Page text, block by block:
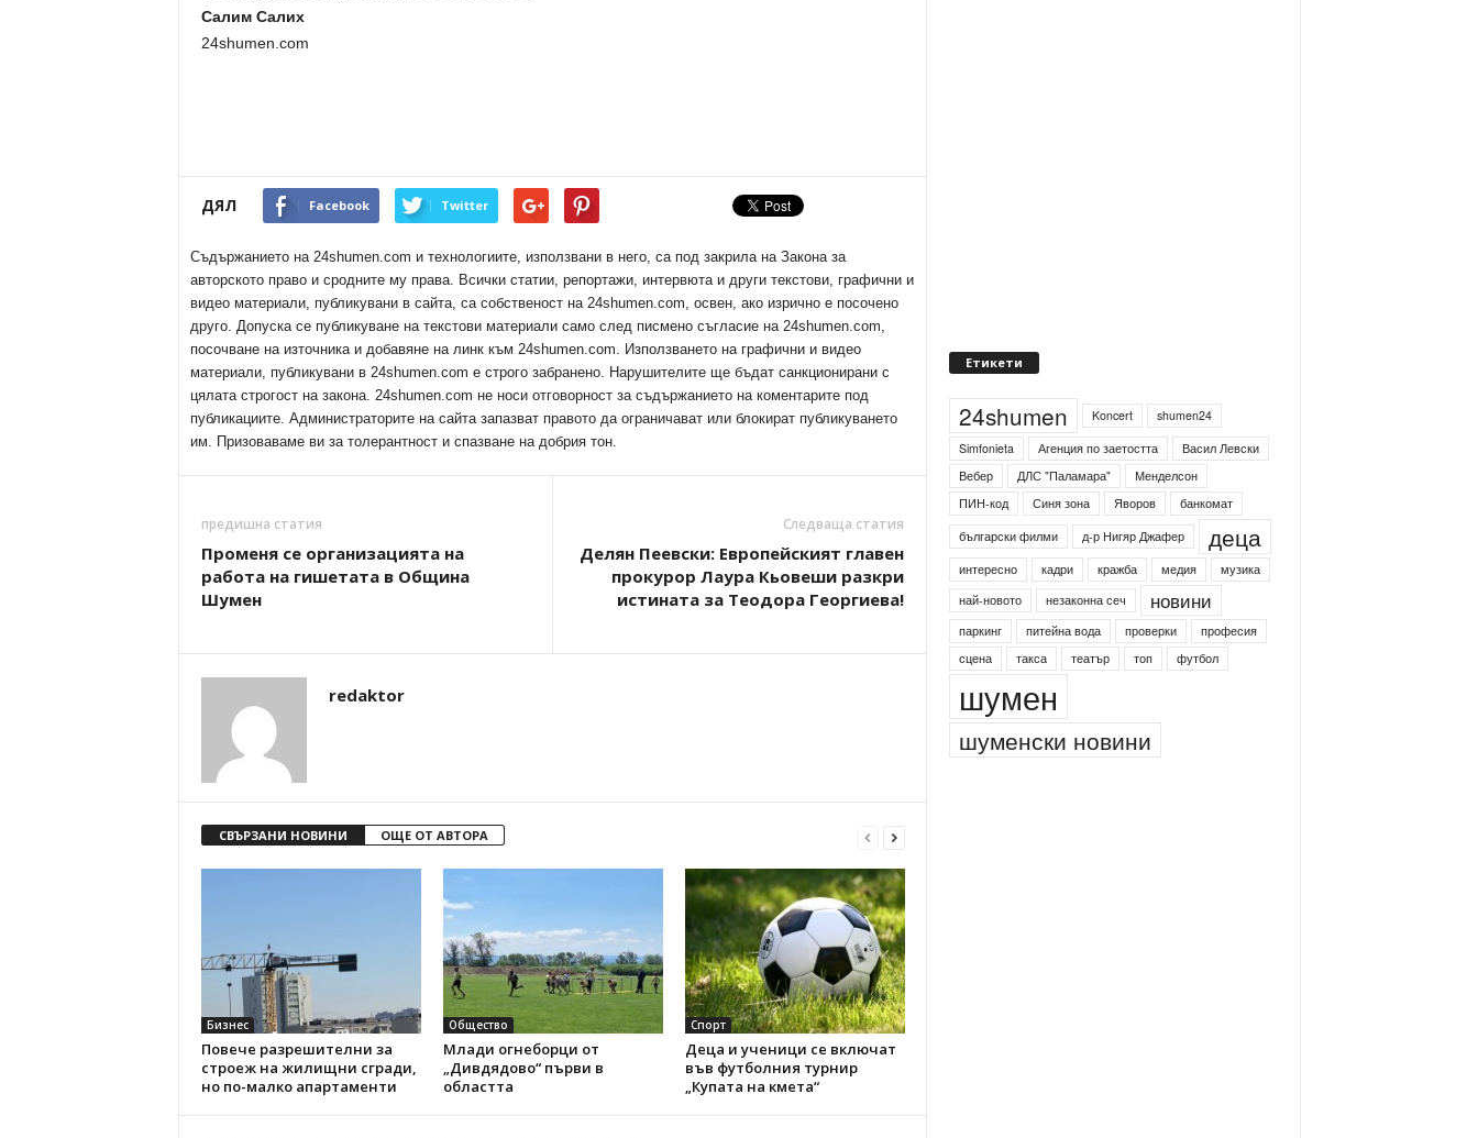
Салим Салих
24shumen.com
ДЯЛ Facebook Twitter
Съдържанието на 24shumen.com и технологиите, използвани в него, са под закрила на Закона за
авторското право и сродните му права. Всички статии, репортажи, интервюта и други текстови, графични и
видео материали, публикувани в сайта, са собственост на 24shumen.com, освен, ако изрично е посочено
друго. Допуска се публикуване на текстови материали само след писмено съгласие на 24shumen.com,
посочване на източника и добавяне на линк към 24shumen.com. Използването на графични и видео
материали, публикувани в 24shumen.com е строго забранено. Нарушителите ще бъдат санкционирани с
цялата строгост на закона. 24shumen.com не носи отговорност за съдържанието на коментарите под
публикациите. Администраторите на сайта запазват правото да ограничават или блокират публикуването
им. Призоваваме ви за толерантност и спазване на добрия тон.
предишна статия
Променя се организацията на
работа на гишетата в Община
Шумен
Следваща статия
Делян Пеевски: Европейският главен
прокурор Лаура Кьовеши разкри
истината за Теодора Георгиева!
redaktor
СВЪРЗАНИ НОВИНИ ОЩЕ ОТ АВТОРА
Бизнес
Повече разрешителни за
строеж на жилищни сгради,
но по-малко апартаменти
Общество
Млади огнеборци от
„Дивдядово“ първи в
областта
Спорт
Деца и ученици се включат
във футболния турнир
„Купата на кмета“
Етикети
24shumen Koncert
shumen24
Simfonieta
Агенция по заетостта
Васил Левски
Вебер
ДЛС "Паламара"
Менделсон
ПИН-код
Синя зона Яворов
банкомат
български филми
д-р Нигяр Джафер деца
интересно кадри кражба медия
най-новото
незаконна сеч новини
паркинг питейна вода проверки
професия
сцена
такса
шумен